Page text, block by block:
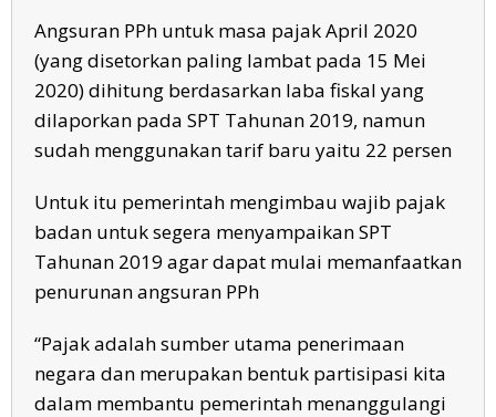
Angsuran PPh untuk masa pajak April 2020
(yang disetorkan paling lambat pada 15 Mei
2020) dihitung berdasarkan laba fiskal yang
dilaporkan pada SPT Tahunan 2019, namun
sudah menggunakan tarif baru yaitu 22 persen
Untuk itu pemerintah mengimbau wajib pajak
badan untuk segera menyampaikan SPT
Tahunan 2019 agar dapat mulai memanfaatkan
penurunan angsuran PPh
“Pajak adalah sumber utama penerimaan
negara dan merupakan bentuk partisipasi kita
dalam membantu pemerintah menanggulangi